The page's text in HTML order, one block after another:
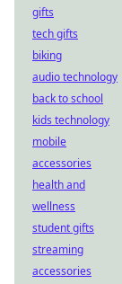
gifts
tech gifts
biking
audio technology
back to school
kids technology
mobile
accessories
health and
wellness
student gifts
streaming
accessories